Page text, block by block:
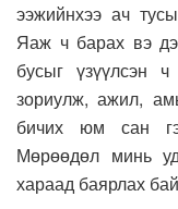
ээжийнхээ ач
Яаж ч барах вэ
бусыг үзүүлсэн ч
зориулж, ажил,
бичих юм сан
Мөрөөдөл минь
хараад баярлах